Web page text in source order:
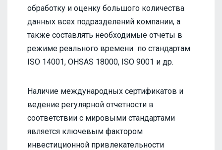
обработку и оценку большого количества
данных всех подразделений компании, а
также составлять необходимые отчеты в
режиме реального времени по стандартам
ISO 14001, OHSAS 18000, ISO 9001 и др.
Наличие международных сертификатов и
ведение регулярной отчетности в
соответствии с мировыми стандартами
является ключевым фактором
инвестиционной привлекательности